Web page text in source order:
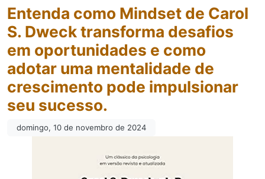
Entenda como Mindset de Carol
S. Dweck transforma desafios
em oportunidades e como
adotar uma mentalidade de
crescimento pode impulsionar
seu sucesso.
domingo, 10 de novembro de 2024